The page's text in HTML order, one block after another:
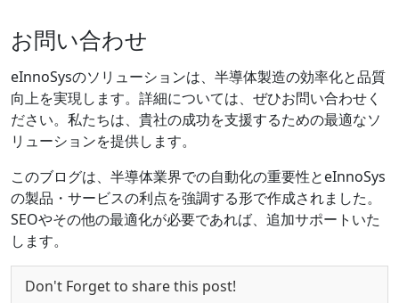
お問い合わせ
eInnoSysのソリューションは、半導体製造の効率化と品質
向上を実現します。詳細については、ぜひお問い合わせく
ださい。私たちは、貴社の成功を支援するための最適なソ
リューションを提供します。
このブログは、半導体業界での自動化の重要性とeInnoSys
の製品・サービスの利点を強調する形で作成されました。
SEOやその他の最適化が必要であれば、追加サポートいた
します。
Don't Forget to share this post!